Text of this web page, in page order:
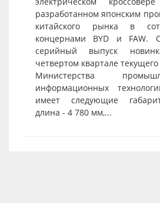
разработанном японским
китайского рынка в
концернами BYD и FAW.
серийный выпуск
четвертом квартале
Министерства
информационных
имеет следующие
длина - 4 780 мм,...